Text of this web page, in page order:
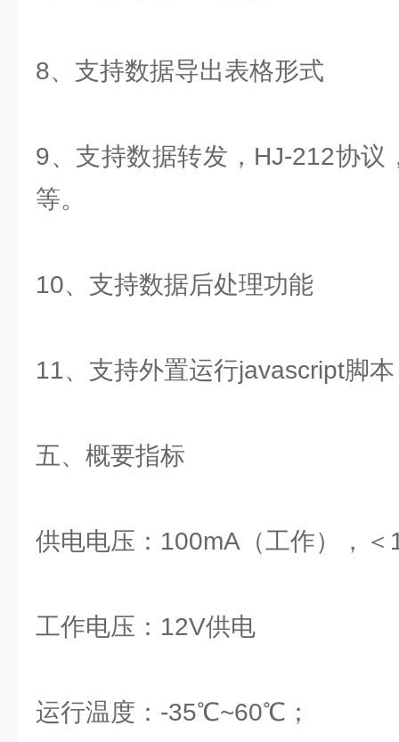
8、支持数据导出表格形式
9、支持数据转发，HJ-212协议
等。
10、支持数据后处理功能
11、支持外置运行javascript脚本
五、概要指标
供电电压：100mA（工作），＜
工作电压：12V供电
运行温度：-35℃~60℃；